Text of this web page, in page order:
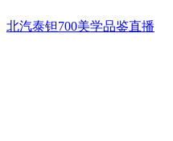
北汽泰钽700美学品鉴直播